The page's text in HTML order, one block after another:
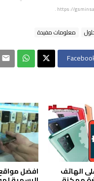
https://
.
معلومات مفيدة
الهاتف افضل